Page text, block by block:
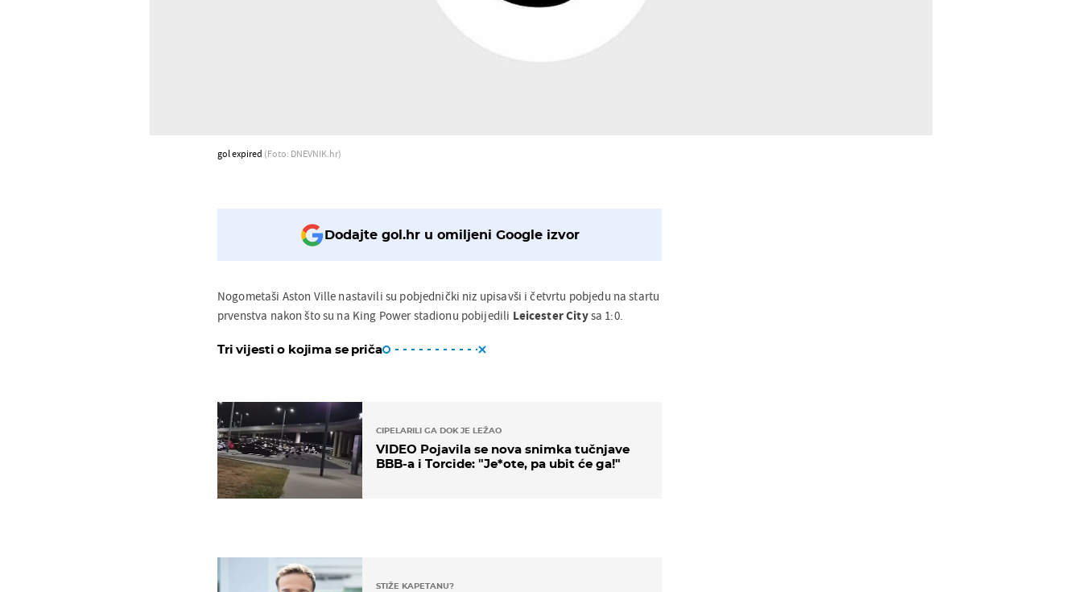
gol expired (Foto: DNEVNIK.hr)
Dodajte gol.hr u omiljeni Google izvor
Nogometaši Aston Ville nastavili su pobjednički niz upisavši i četvrtu pobjedu na startu
prvenstva nakon što su na King Power stadionu pobijedili Leicester Citysa 1:0.
Tri vijesti o kojima se priča
CIPELARILI GA DOK JE LEŽAO
VIDEO Pojavila se nova snimka tučnjave
BBB-a i Torcide: "Je*ote, pa ubit će ga!"
STIŽE KAPETANU?